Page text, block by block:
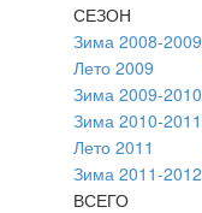
СЕЗОН
Зима 2008-2009
Лето 2009
Зима 2009-2010
Зима 2010-2011
Лето 2011
Зима 2011-2012
ВСЕГО